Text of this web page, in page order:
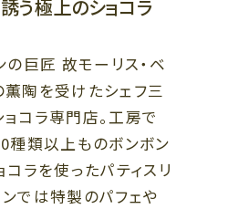
ン
ッズ、レストラン
B1
スポーツ、ライフスタイル、カフェ
B2
レストラン、カフェ
ザ・リッツ・カールトン大阪連絡通路
う極上のショコラ
の巨匠 故モーリス・ベ
陶を受けたシェフ三
コラ専門店。工房で
種類以上ものボンボン
コラを使ったパティスリ
では特製のパフェや